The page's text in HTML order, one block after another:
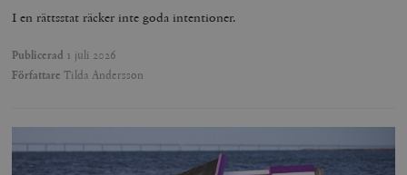
I en rättsstat räcker inte goda intentioner.
Publicerad 1 juli 2026
Författare Tilda Andersson